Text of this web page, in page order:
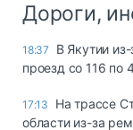
Дороги,
18:37
В Якутии
проезд со 116 по
17:13
На трассе
области из-за